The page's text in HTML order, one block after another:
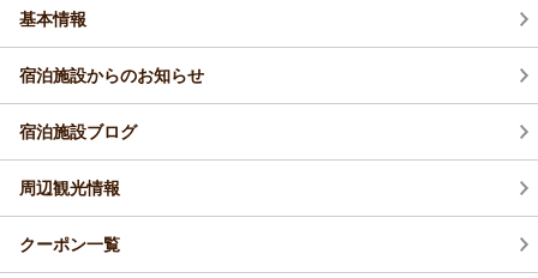
基本情報
宿泊施設からのお知らせ
宿泊施設ブログ
周辺観光情報
クーポン一覧